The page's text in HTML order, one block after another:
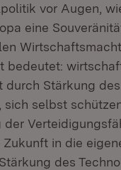
vor Augen,
eine
bedeutet:
durch Stärkung
sich selbst
der
in die
des